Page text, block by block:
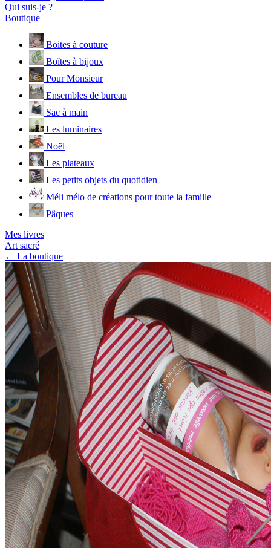
Qui suis-je ?
Boutique
Boites à couture
Boïtes à bijoux
Pour Monsieur
Ensembles de bureau
Sac à main
Les luminaires
Noël
Les plateaux
Les petits objets du quotidien
Méli mélo de créations pour toute la famille
Pâques
Mes livres
Art sacré
← La boutique